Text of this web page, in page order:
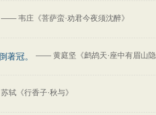
—— 韦庄《菩萨蛮·劝君今夜须沈醉》
著冠。 —— 黄庭坚《鹧鸪天·座中有眉山
苏轼《行香子·秋与》